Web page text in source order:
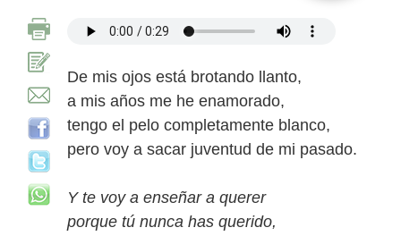
De mis ojos está brotando llanto,
a mis años me he enamorado,
tengo el pelo completamente blanco,
pero voy a sacar juventud de mi pasado.
Y te voy a enseñar a querer
porque tú nunca has querido,